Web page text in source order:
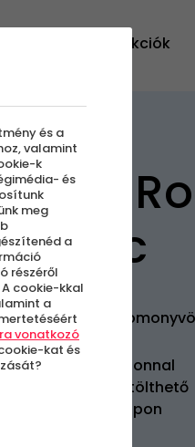
Akciók
Off-
perc
Azonnal
letölthető
kupon
és a
valamint
k
és
meg
a
részéről
cookie-kkal
a
vonatkozó
kat és